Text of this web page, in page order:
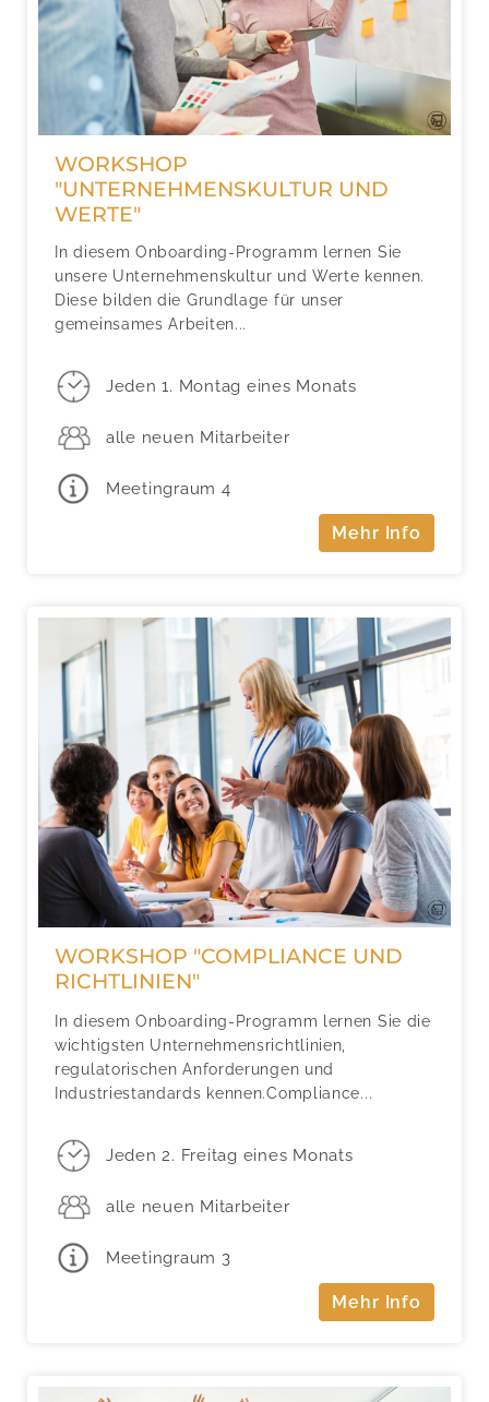
WORKSHOP
"UNTERNEHMENSKULTUR UND
WERTE"
In diesem Onboarding-Programm lernen Sie
unsere Unternehmenskultur und Werte kennen.
Diese bilden die Grundlage für unser
gemeinsames Arbeiten...
Jeden 1. Montag eines Monats
alle neuen Mitarbeiter
Meetingraum 4
Mehr Info
WORKSHOP "COMPLIANCE UND
RICHTLINIEN"
In diesem Onboarding-Programm lernen Sie die
wichtigsten Unternehmensrichtlinien,
regulatorischen Anforderungen und
Industriestandards kennen.Compliance...
Jeden 2. Freitag eines Monats
alle neuen Mitarbeiter
Meetingraum 3
Mehr Info